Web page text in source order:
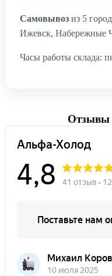
Самовывоз из 5
Ижевск, Набережные
Часы работы склада:
Отзывы